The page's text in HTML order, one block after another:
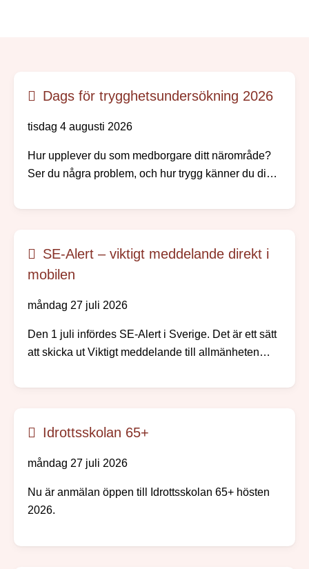
Dags för trygghetsundersökning 2026
tisdag 4 augusti 2026
Hur upplever du som medborgare ditt närområde?
Ser du några problem, och hur trygg känner du dig?
trygghetsundersökning.
SE-Alert – viktigt meddelande direkt i
mobilen
måndag 27 juli 2026
Den 1 juli infördes SE-Alert i Sverige. Det är ett sätt
att skicka ut Viktigt meddelande till allmänheten
allvarligt händer. Ingen app eller registrering
Idrottsskolan 65+
måndag 27 juli 2026
Nu är anmälan öppen till Idrottsskolan 65+ hösten
2026.